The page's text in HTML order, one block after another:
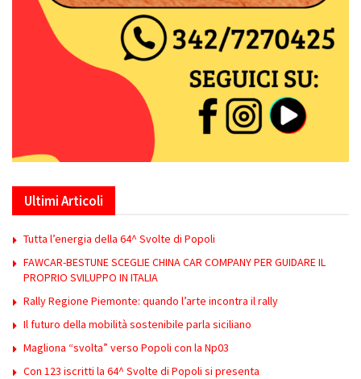
Ultimi Articoli
Tutta l’energia della 64^ Svolte di Popoli
FAWCAR-BESTUNE SCEGLIE CHINA CAR COMPANY PER GUIDARE IL
PROPRIO SVILUPPO IN ITALIA
Rally Regione Piemonte: quando l’arte incontra il rally
Il futuro della mobilità sostenibile parla siciliano
Magliona “svolta” verso Popoli con la Np03
Con 123 iscritti la 64^ Svolte di Popoli si presenta